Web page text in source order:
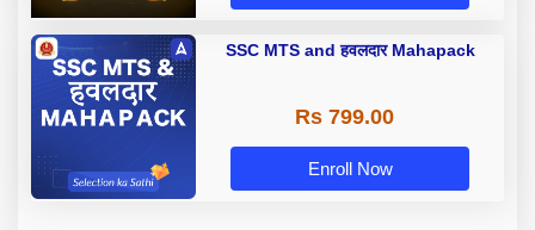
SSC MTS and हवलदार Mahapack
Rs 799.00
Enroll Now